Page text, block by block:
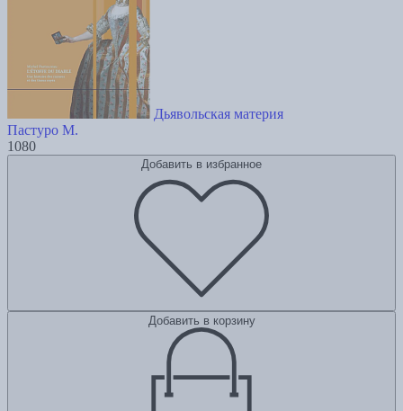
Дьявольская материя
Пастуро М.
1080
Добавить в избранное
Добавить в корзину